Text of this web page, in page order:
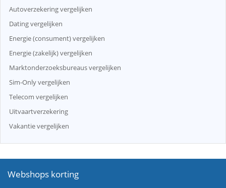
Autoverzekering vergelijken
Dating vergelijken
Energie (consument) vergelijken
Energie (zakelijk) vergelijken
Marktonderzoeksbureaus vergelijken
Sim-Only vergelijken
Telecom vergelijken
Uitvaartverzekering
Vakantie vergelijken
Webshops korting